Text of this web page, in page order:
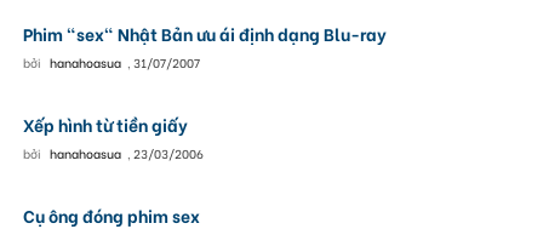
Phim "sex" Nhật Bản ưu ái định dạng Blu-ray
bởi hanahoasua , 31/07/2007
Xếp hình từ tiền giấy
bởi hanahoasua , 23/03/2006
Cụ ông đóng phim sex